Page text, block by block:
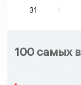
31
1
100 самых